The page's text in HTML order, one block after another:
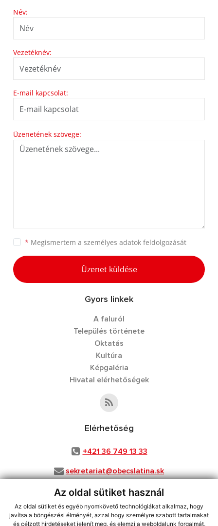
Az oldal sütiket használ
Az oldal sütiket és egyéb nyomkövető technológiákat alkalmaz, hogy
javítsa a böngészési élményét, azzal hogy személyre szabott tartalmakat
és célzott hirdetéseket jelenít meg, és elemzi a weboldalunk forgalmát,
Név:
Vezetéknév:
E-mail kapcsolat:
Üzenetének szövege:
* Megismertem a személyes adatok feldolgozását
Üzenet küldése
Gyors linkek
A faluról
Település története
Oktatás
Kultúra
Képgaléria
Hivatal elérhetőségek
Elérhetőség
+421 36 749 13 33
sekretariat@obecslatina.sk
használja ki a legfrissebb információk követését az RSS funkcióval,